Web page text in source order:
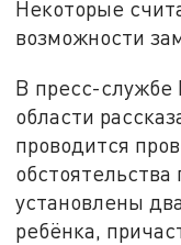
Некоторые
возможности
В пресс-
области
проводится
установлены
ребёнка,